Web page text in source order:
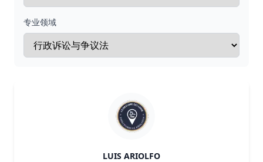
专业领域
LUIS ARIOLFO